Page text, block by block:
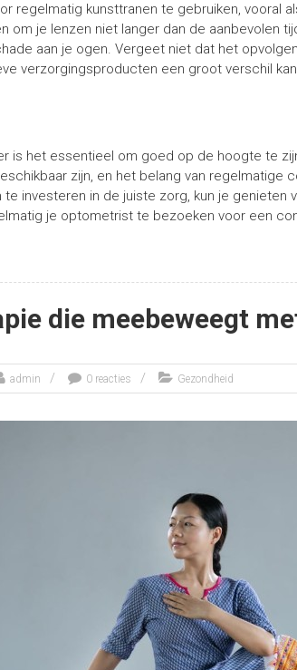
regelmatig kunsttranen te gebruiken, vooral
om je lenzen niet langer dan de aanbevolen
aan je ogen. Vergeet niet dat het
verzorgingsproducten een groot verschil
is het essentieel om goed op de hoogte te
zijn, en het belang van regelmatige
investeren in de juiste zorg, kun je genieten
je optometrist te bezoeken voor een
die meebeweegt
admin 0 reacties Gezondheid